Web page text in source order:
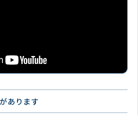
があります